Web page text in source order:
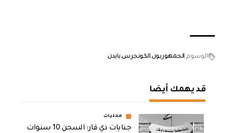
الوسوم الجمهوريونالكونجرس بايدن
قد يهمك أيضا
محليات
جنايات ذي قار: السجن 10 سنوات